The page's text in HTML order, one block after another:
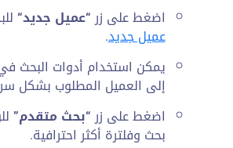
اضغط على زر“عميل جديد“
عميل جديد.
يمكن استخدام أدوات البحث
إلى العميل المطلوب بشكل
اضغط على زر“بحث متقدم”
بحث وفلترة أكثر احترافية.